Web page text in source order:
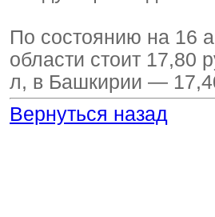
По состоянию на 16
области стоит 17,80
л, в Башкирии —
Вернуться назад